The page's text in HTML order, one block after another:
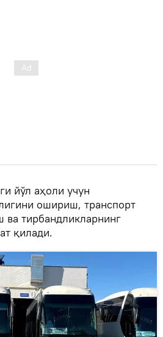
йўл аҳоли учун
ошириш, транспорт
тирбандликларнинг
қилади.